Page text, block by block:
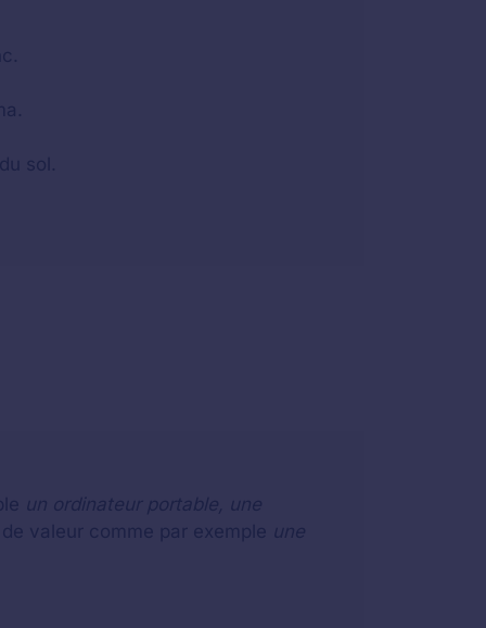
sol.
un ordinateur portable, une
valeur comme par exemple une